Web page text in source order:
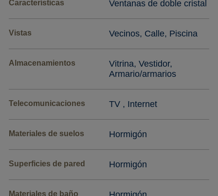
Características Ventanas de doble cristal
Vistas Vecinos, Calle, Piscina
Almacenamientos
Vitrina, Vestidor,
Armario/armarios
Telecomunicaciones TV , Internet
Materiales de suelos Hormigón
Superficies de pared Hormigón
Materiales de baño